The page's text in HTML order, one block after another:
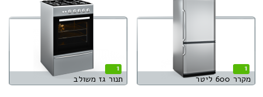
1
מקרר 600 ליטר
1
תנור גז משולב